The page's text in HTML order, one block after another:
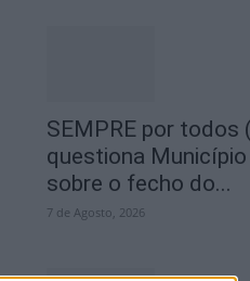
SEMPRE por todos
questiona
sobre o fecho do...
7 de Agosto, 2026